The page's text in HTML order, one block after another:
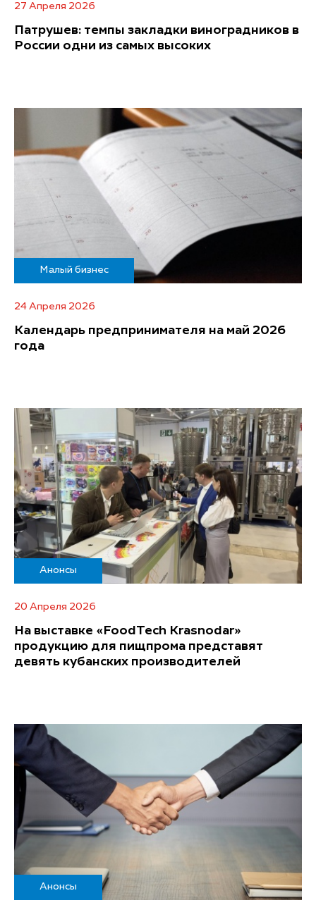
27 Апреля 2026
Патрушев: темпы закладки виноградников в
России одни из самых высоких
Малый бизнес
24 Апреля 2026
Календарь предпринимателя на май 2026
года
Анонсы
20 Апреля 2026
На выставке «FoodTech Krasnodar»
продукцию для пищпрома представят
девять кубанских производителей
Анонсы